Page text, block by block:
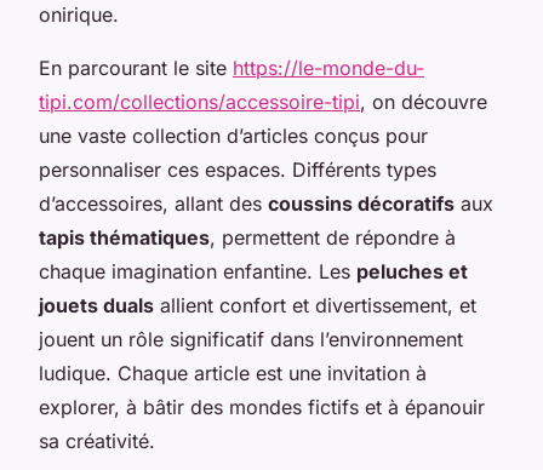
onirique.
En parcourant le site https://le-monde-du-
tipi.com/collections/accessoire-tipi, on découvre
une vaste collection d’articles conçus pour
personnaliser ces espaces. Différents types
d’accessoires, allant des coussins décoratifs aux
tapis thématiques, permettent de répondre à
chaque imagination enfantine. Les peluches et
jouets duals allient confort et divertissement, et
jouent un rôle significatif dans l’environnement
ludique. Chaque article est une invitation à
explorer, à bâtir des mondes fictifs et à épanouir
sa créativité.